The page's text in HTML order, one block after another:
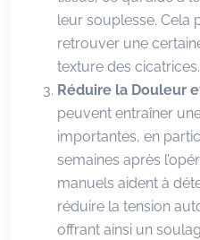
leur souplesse. Cela
retrouver une
texture des cicatrices.
Réduire la Douleur
peuvent entraîner
importantes, en
semaines après
manuels aident à
réduire la tension
offrant ainsi un